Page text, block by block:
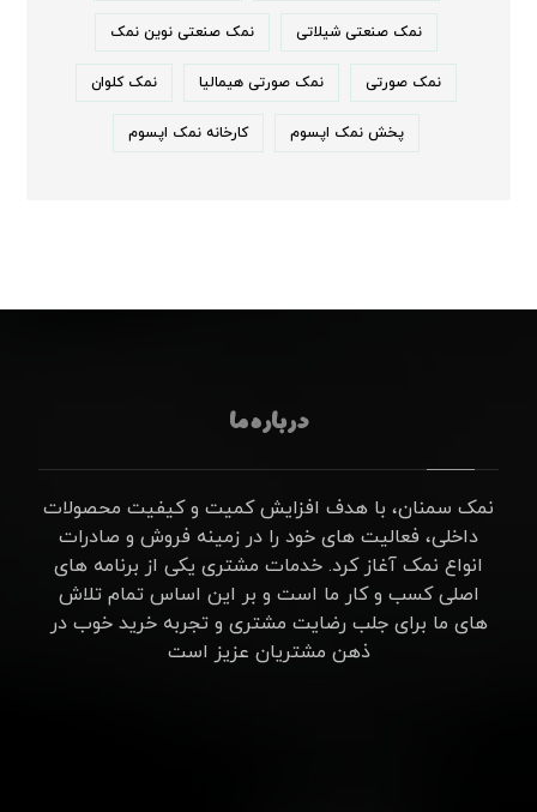
نمک صنعتی شیلاتی نمک صنعتی نوین نمک
نمک صورتی نمک صورتی هیمالیا نمک کلوان
پخش نمک اپسوم کارخانه نمک اپسوم
درباره ما
نمک سمنان، با هدف افزایش کمیت و کیفیت محصولات
داخلی، فعالیت های خود را در زمینه فروش و صادرات
انواع نمک آغاز کرد. خدمات مشتری یکی از برنامه های
اصلی کسب و کار ما است و بر این اساس تمام تلاش
های ما برای جلب رضایت مشتری و تجربه خرید خوب در
ذهن مشتریان عزیز است